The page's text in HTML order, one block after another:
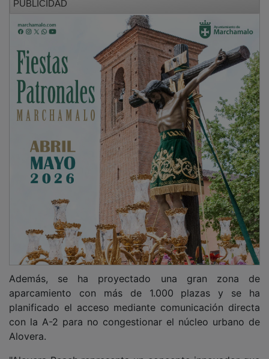
aparcamiento con más de 1.000 plazas y se ha
planificado el acceso mediante comunicación directa
con la A-2 para no congestionar el núcleo urbano de
Alovera.